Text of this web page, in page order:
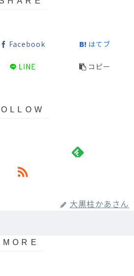
Facebook はてブ
LINE コピー
大黒柱かあさん